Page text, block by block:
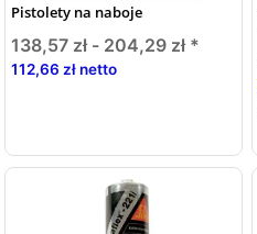
Pistolety na naboje
138,57 zł - 204,29 zł *
112,66 zł netto